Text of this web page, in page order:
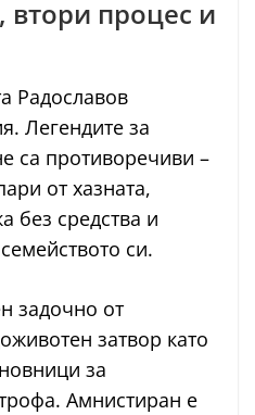
втори процес и
Радославов
Легендите за
са противоречиви –
от хазната,
без средства и
си.
задочно от
затвор като
за
Амнистиран е